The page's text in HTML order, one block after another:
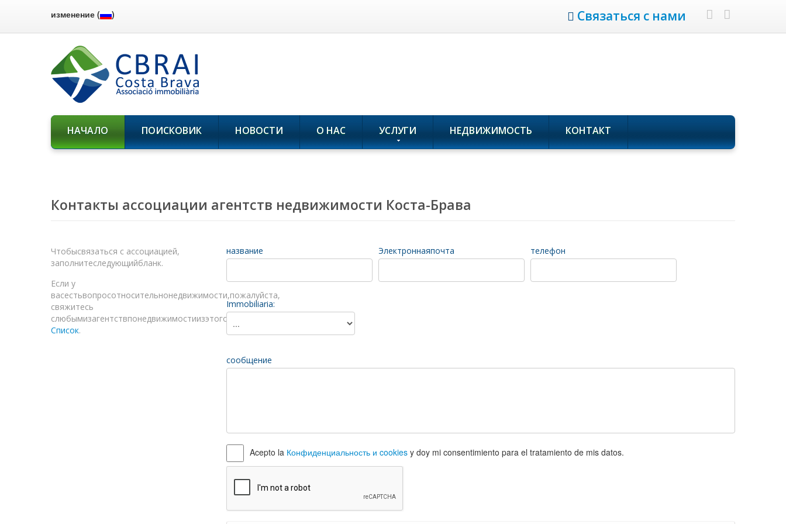
изменение ( ) Связаться с нами
НАЧАЛО ПОИСКОВИК НОВОСТИ О НАС УСЛУГИ НЕДВИЖИМОСТЬ КОНТАКТ
Контакты ассоциации агентств недвижимости Коста-Брава
Чтобысвязаться с ассоциацией,
заполнитеследующийбланк.
Если у
васестьвопросотносительнонедвижимости,пожалуйста,
свяжитесь
слюбымизагентствпонедвижимостиизэтогосписка
Список.
название Электроннаяпочта телефон
Immobiliaria:
сообщение
Acepto la Конфиденциальность и cookies y doy mi consentimiento para el tratamiento de mis datos.